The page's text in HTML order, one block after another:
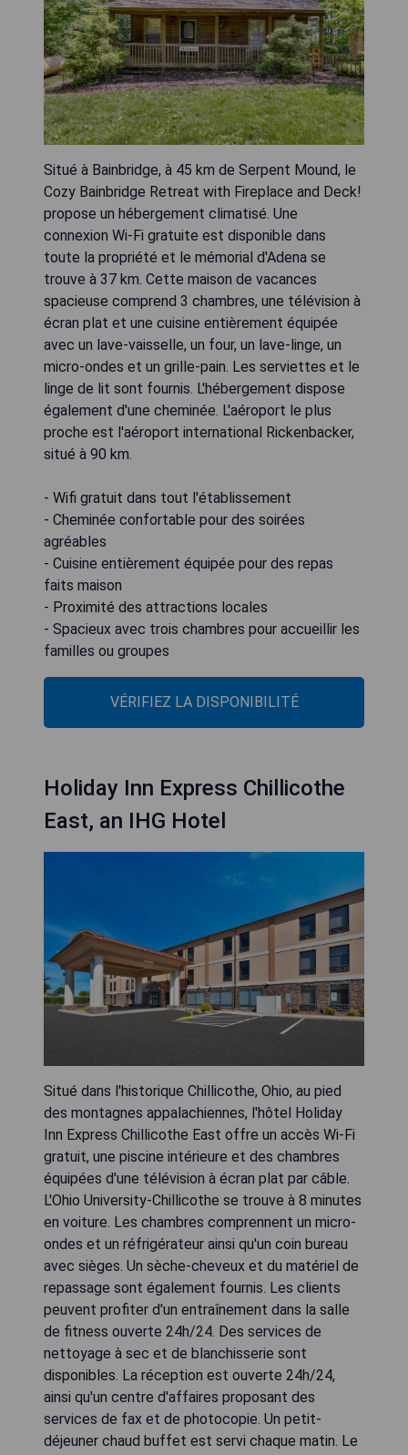
Situé à Bainbridge, à 45 km de Serpent Mound, le
Cozy Bainbridge Retreat with Fireplace and Deck!
propose un hébergement climatisé. Une
connexion Wi-Fi gratuite est disponible dans
toute la propriété et le mémorial d'Adena se
trouve à 37 km. Cette maison de vacances
spacieuse comprend 3 chambres, une télévision à
écran plat et une cuisine entièrement équipée
avec un lave-vaisselle, un four, un lave-linge, un
micro-ondes et un grille-pain. Les serviettes et le
linge de lit sont fournis. L'hébergement dispose
également d'une cheminée. L'aéroport le plus
proche est l'aéroport international Rickenbacker,
situé à 90 km.
- Wifi gratuit dans tout l'établissement
- Cheminée confortable pour des soirées
agréables
- Cuisine entièrement équipée pour des repas
faits maison
- Proximité des attractions locales
- Spacieux avec trois chambres pour accueillir les
familles ou groupes
VÉRIFIEZ LA DISPONIBILITÉ
Holiday Inn Express Chillicothe
East, an IHG Hotel
Situé dans l'historique Chillicothe, Ohio, au pied
des montagnes appalachiennes, l'hôtel Holiday
Inn Express Chillicothe East offre un accès Wi-Fi
gratuit, une piscine intérieure et des chambres
équipées d'une télévision à écran plat par câble.
L'Ohio University-Chillicothe se trouve à 8 minutes
en voiture. Les chambres comprennent un micro-
ondes et un réfrigérateur ainsi qu'un coin bureau
avec sièges. Un sèche-cheveux et du matériel de
repassage sont également fournis. Les clients
peuvent profiter d'un entraînement dans la salle
de fitness ouverte 24h/24. Des services de
nettoyage à sec et de blanchisserie sont
disponibles. La réception est ouverte 24h/24,
ainsi qu'un centre d'affaires proposant des
services de fax et de photocopie. Un petit-
déjeuner chaud buffet est servi chaque matin. Le